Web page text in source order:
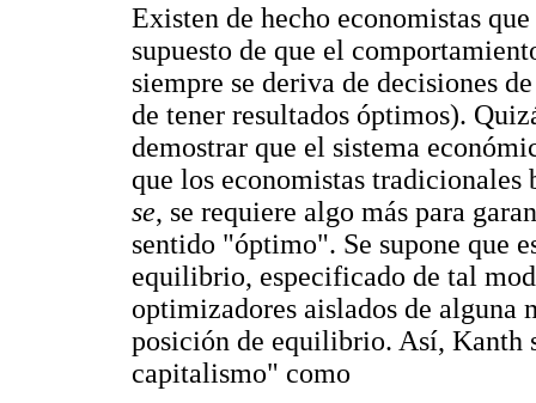
Existen de hecho economistas
supuesto de que el
siempre se deriva de decisiones
de tener resultados óptimos).
demostrar que el sistema
que los economistas
se, se requiere algo más para
sentido "óptimo". Se supone que
equilibrio, especificado de tal
optimizadores aislados de alguna
posición de equilibrio. Así, Kanth
capitalismo" como